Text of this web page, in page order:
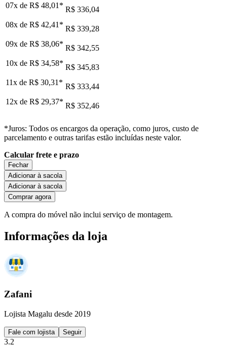
07x de R$ 48,01 * R$ 336,04
08x de R$ 42,41 * R$ 339,28
09x de R$ 38,06* R$ 342,55
10x de R$ 34,58* R$ 345,83
11x de R$ 30,31 * R$ 333,44
12x de R$ 29,37* R$ 352,46
*Juros: Todos os encargos da operação, como juros, custo de
parcelamento e outras tarifas estão incluídas neste valor.
Calcular frete e prazo
Fechar
Adicionar à sacola
Adicionar à sacola
Comprar agora
A compra do móvel não inclui serviço de montagem.
Informações da loja
Zafani
Lojista Magalu desde 2019
Fale com lojista Seguir
3.2